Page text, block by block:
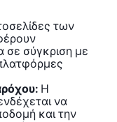
των
σε σύγκριση με
Η
να
και την